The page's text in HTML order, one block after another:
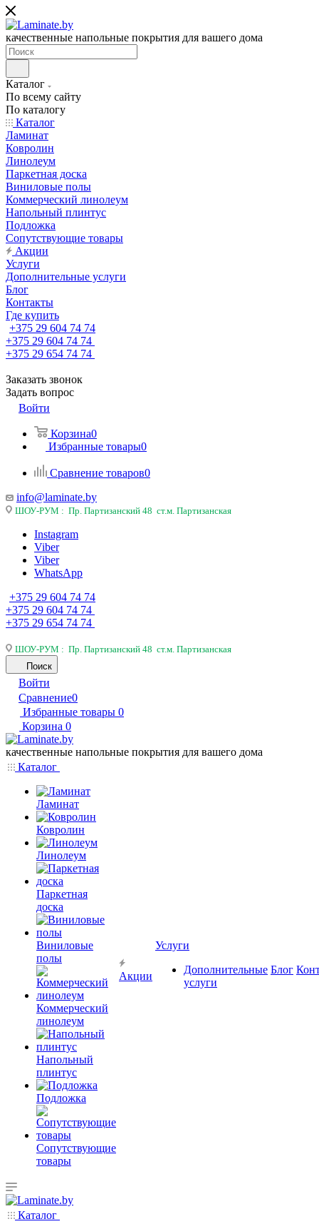
качественные напольные покрытия для вашего дома
Каталог
По всему сайту
По каталогу
Каталог
Ламинат
Ковролин
Линолеум
Паркетная доска
Виниловые полы
Коммерческий линолеум
Напольный плинтус
Подложка
Сопутствующие товары
Акции
Услуги
Дополнительные услуги
Блог
Контакты
Где купить
+375 29 604 74 74
+375 29 604 74 74
+375 29 654 74 74
Заказать звонок
Задать вопрос
Войти
Корзина0
Избранные товары0
Сравнение товаров0
info@laminate.by
ШОУ-РУМ : Пр. Партизанский 48 ст.м. Партизанская
Instagram
Viber
Viber
WhatsApp
+375 29 604 74 74
+375 29 604 74 74
+375 29 654 74 74
ШОУ-РУМ : Пр. Партизанский 48 ст.м. Партизанская
Поиск
Войти
Сравнение0
Избранные товары 0
Корзина 0
качественные напольные покрытия для вашего дома
Каталог
Ламинат
Ковролин
Линолеум
Паркетная
доска
Виниловые
полы
Коммерческий
линолеум
Напольный
плинтус
Подложка
Сопутствующие
товары
Акции
Услуги
Дополнительные
услуги
Блог
Каталог